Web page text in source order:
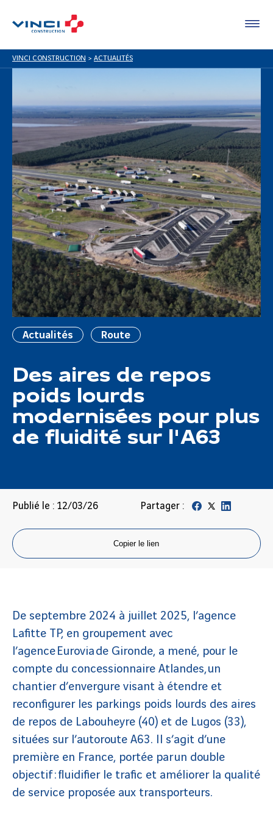
VINCI CONSTRUCTION > ACTUALITÉS
Actualités Route
Des aires de repos
poids lourds
modernisées pour plus
de fluidité sur l'A63
Publié le : 12/03/26 Partager :
Copier le lien
De septembre 2024 à juillet 2025, l’agence
Lafitte TP, en groupement avec
l’agence Eurovia de Gironde, a mené, pour le
compte du concessionnaire Atlandes, un
chantier d’envergure visant à étendre et
reconfigurer les parkings poids lourds des aires
de repos de Labouheyre (40) et de Lugos (33),
situées sur l’autoroute A63. Il s’agit d’une
première en France, portée par un double
objectif : fluidifier le trafic et améliorer la qualité
de service proposée aux transporteurs.